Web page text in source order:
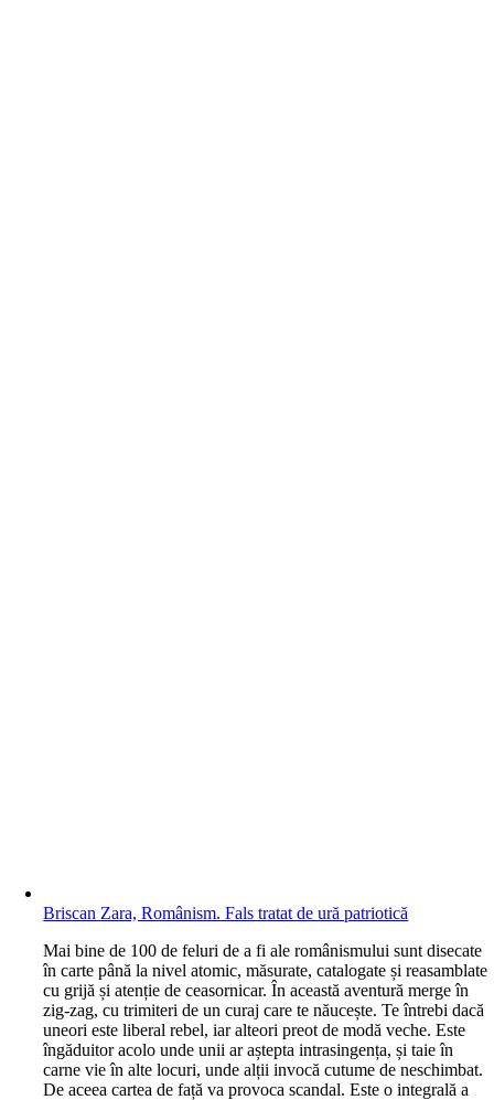
Briscan Zara, Românism. Fals tratat de ură patriotică
Mai bine de 100 de feluri de a fi ale românismului sunt disecate
în carte până la nivel atomic, măsurate, catalogate și reasamblate
cu grijă și atenție de ceasornicar. În această aventură merge în
zig-zag, cu trimiteri de un curaj care te năucește. Te întrebi dacă
uneori este liberal rebel, iar alteori preot de modă veche. Este
îngăduitor acolo unde unii ar aștepta intrasingența, și taie în
carne vie în alte locuri, unde alții invocă cutume de neschimbat.
De aceea cartea de față va provoca scandal. Este o integrală a